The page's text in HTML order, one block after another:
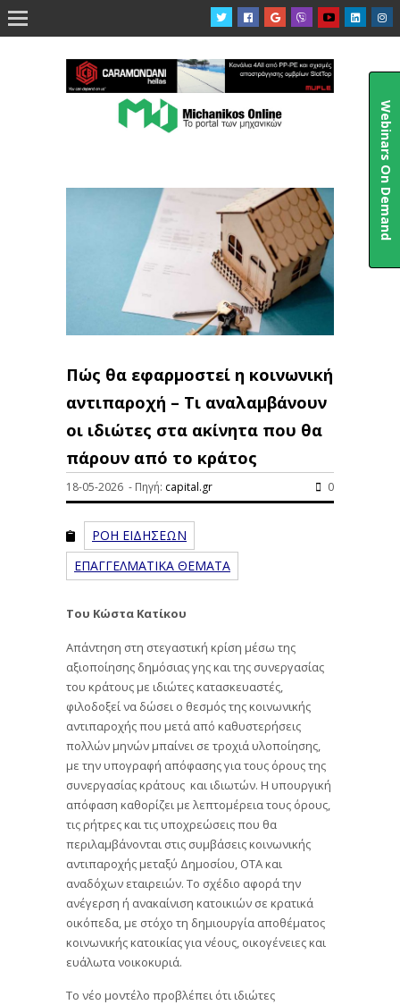

Πώς θα εφαρμοστεί η κοινωνική
αντιπαροχή – Τι αναλαμβάνουν
οι ιδιώτες στα ακίνητα που θα
πάρουν από το κράτος
18-05-2026 - Πηγή: capital.gr 0
ΡΟΗ ΕΙΔΗΣΕΩΝ
ΕΠΑΓΓΕΛΜΑΤΙΚΑ ΘΕΜΑΤΑ
Του Κώστα Κατίκου
Απάντηση στη στεγαστική κρίση μέσω της
αξιοποίησης δημόσιας γης και της συνεργασίας
του κράτους με ιδιώτες κατασκευαστές,
φιλοδοξεί να δώσει ο θεσμός της κοινωνικής
αντιπαροχής που μετά από καθυστερήσεις
πολλών μηνών μπαίνει σε τροχιά υλοποίησης,
με την υπογραφή απόφασης για τους όρους της
συνεργασίας κράτους και ιδιωτών. Η υπουργική
απόφαση καθορίζει με λεπτομέρεια τους όρους,
τις ρήτρες και τις υποχρεώσεις που θα
περιλαμβάνονται στις συμβάσεις κοινωνικής
αντιπαροχής μεταξύ Δημοσίου, ΟΤΑ και
αναδόχων εταιρειών. Το σχέδιο αφορά την
ανέγερση ή ανακαίνιση κατοικιών σε κρατικά
οικόπεδα, με στόχο τη δημιουργία αποθέματος
κοινωνικής κατοικίας για νέους, οικογένειες και
ευάλωτα νοικοκυριά.
Το νέο μοντέλο προβλέπει ότι ιδιώτες
Webinars On Demand